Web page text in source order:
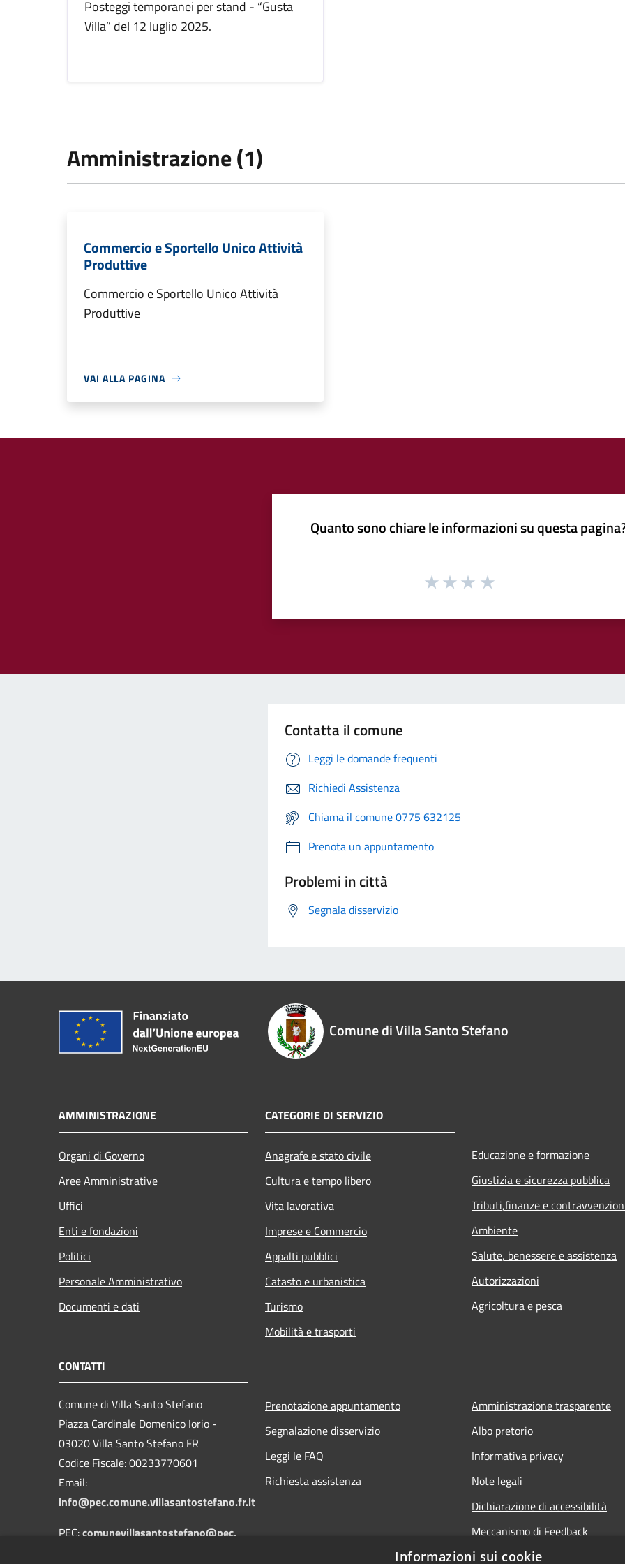
Posteggi temporanei per stand - “Gusta
Villa” del 12 luglio 2025.
Amministrazione (1)
Commercio e Sportello Unico Attività
Produttive
Commercio e Sportello Unico Attività
Produttive
VAI ALLA PAGINA
Quanto sono chiare le informazioni su questa
Contatta il comune
Leggi le domande frequenti
Richiedi Assistenza
Chiama il comune 0775 632125
Prenota un appuntamento
Problemi in città
Segnala disservizio
Comune di Villa Santo Stefano
AMMINISTRAZIONE
Organi di Governo
Aree Amministrative
Uffici
Enti e fondazioni
Politici
Personale Amministrativo
Documenti e dati
CATEGORIE DI SERVIZIO
Anagrafe e stato civile
Cultura e tempo libero
Vita lavorativa
Imprese e Commercio
Appalti pubblici
Catasto e urbanistica
Turismo
Mobilità e trasporti
Educazione e formazione
Giustizia e sicurezza pubblica
Tributi,finanze e
Ambiente
Salute, benessere e assistenza
Autorizzazioni
Agricoltura e pesca
CONTATTI
Comune di Villa Santo Stefano
Piazza Cardinale Domenico Iorio -
03020 Villa Santo Stefano FR
Codice Fiscale: 00233770601
Email:
info@pec.comune.villasantostefano.fr.it
PEC:comunevillasantostefano@pec.
Prenotazione appuntamento
Segnalazione disservizio
Leggi le FAQ
Richiesta assistenza
Amministrazione trasparente
Albo pretorio
Informativa privacy
Note legali
Dichiarazione di accessibilità
Meccanismo di Feedback
Informazioni sui cookie